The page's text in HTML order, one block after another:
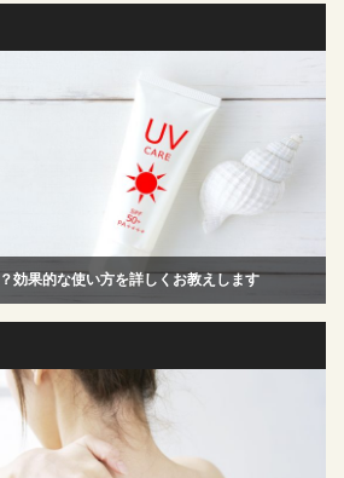
効果的な使い方を詳しくお教えします